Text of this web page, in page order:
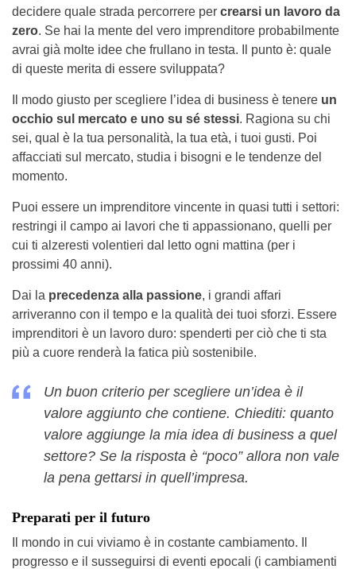
decidere quale strada percorrere per crearsi un lavoro da
zero. Se hai la mente del vero imprenditore probabilmente
avrai già molte idee che frullano in testa. Il punto è: quale
di queste merita di essere sviluppata?
Il modo giusto per scegliere l’idea di business è tenere un
occhio sul mercato e uno su sé stessi. Ragiona su chi
sei, qual è la tua personalità, la tua età, i tuoi gusti. Poi
affacciati sul mercato, studia i bisogni e le tendenze del
momento.
Puoi essere un imprenditore vincente in quasi tutti i settori:
restringi il campo ai lavori che ti appassionano, quelli per
cui ti alzeresti volentieri dal letto ogni mattina (per i
prossimi 40 anni).
Dai la precedenza alla passione, i grandi affari
arriveranno con il tempo e la qualità dei tuoi sforzi. Essere
imprenditori è un lavoro duro: spenderti per ciò che ti sta
più a cuore renderà la fatica più sostenibile.
Un buon criterio per scegliere un’idea è il
valore aggiunto che contiene. Chiediti: quanto
valore aggiunge la mia idea di business a quel
settore? Se la risposta è “poco” allora non vale
la pena gettarsi in quell’impresa.
Preparati per il futuro
Il mondo in cui viviamo è in costante cambiamento. Il
progresso e il susseguirsi di eventi epocali (i cambiamenti